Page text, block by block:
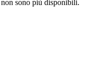
sono più disponibili.